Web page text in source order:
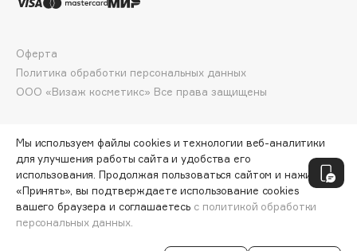
DP Daily Perfection
Dr. Vranjes Firenze
Dr.Jart+
DSD de Luxe
Dyson
СООБЩИТЬ О ПОСТУПЛЕНИИ
ООО «Визаж косметикс» Все права защищены
Оферта
Политика обработки персональных данных
Мы используем файлы cookies и технологии веб-аналитики
для улучшения работы сайта и удобства его
использования. Продолжая пользоваться сайтом и нажимая
«Принять», вы подтверждаете использование cookies
вашего браузера и соглашаетесь с политикой обработки
персональных данных.